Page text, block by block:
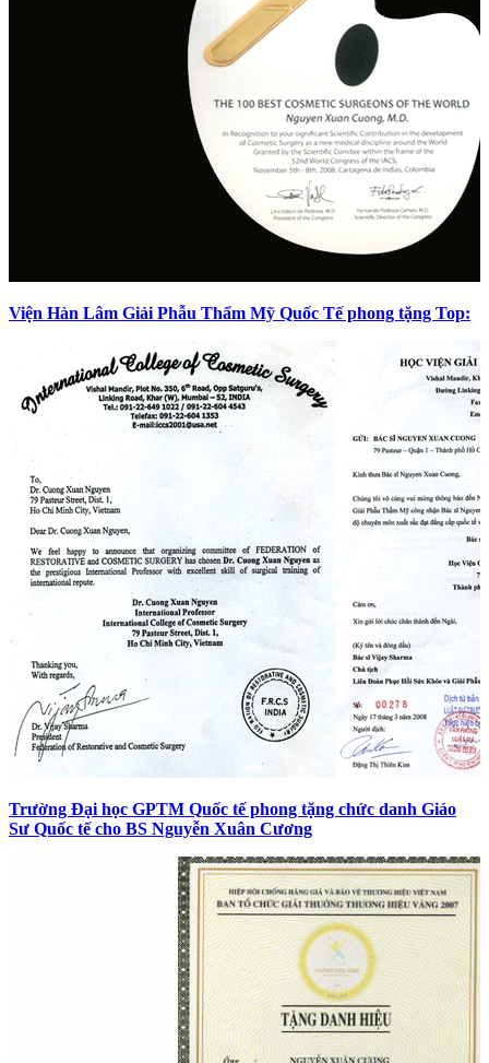
Viện Hàn Lâm Giải Phẫu Thẩm Mỹ Quốc Tế phong tặng Top:
Trường Đại học GPTM Quốc tế phong tặng chức danh Giáo
Sư Quốc tế cho BS Nguyễn Xuân Cương